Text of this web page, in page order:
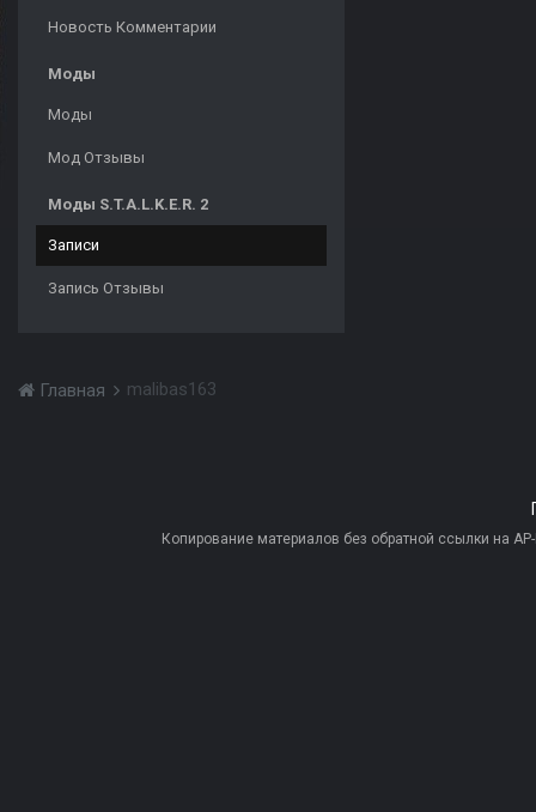
Новость Комментарии
Моды
Моды
Мод Отзывы
Моды S.T.A.L.K.E.R. 2
Записи
Запись Отзывы
Главная malibas163
Копирование материалов без обратной ссылки на